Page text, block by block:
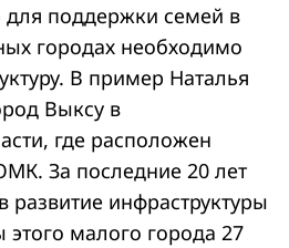
для поддержки семей в
городах необходимо
В пример Наталья
Выксу в
где расположен
За последние 20 лет
инфраструктуры
малого города 27